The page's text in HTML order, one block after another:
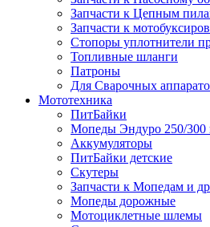
Запчасти к Цепным
Запчасти к
Стопоры уплотнители
Топливные шланги
Патроны
Для Сварочных
Мототехника
ПитБайки
Мопеды Эндуро 250/300
Аккумуляторы
ПитБайки детские
Скутеры
Запчасти к Мопедам и др
Мопеды дорожные
Мотоциклетные шлемы